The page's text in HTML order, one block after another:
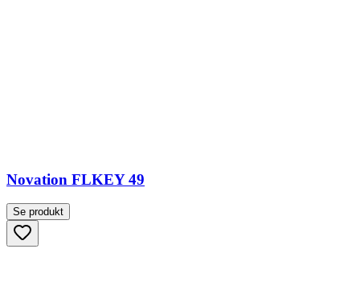
Novation FLKEY 49
Se produkt